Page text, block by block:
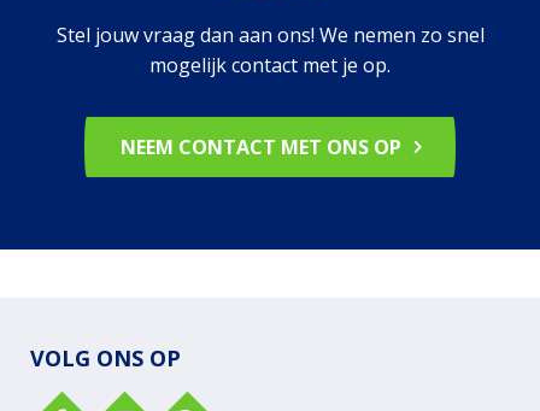
Stel jouw vraag dan aan ons! We nemen zo snel
mogelijk contact met je op.
NEEM CONTACT MET ONS OP
VOLG ONS OP